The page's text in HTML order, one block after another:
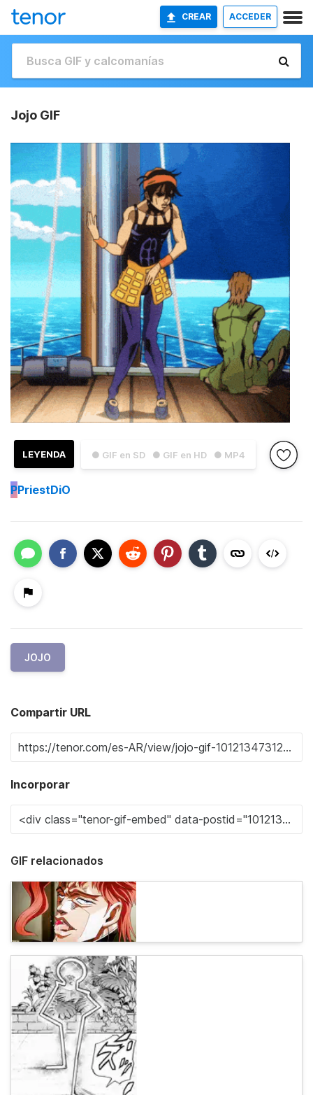
CREAR ACCEDER
Jojo GIF
● GIF en SD ● GIF en HD ● MP4
LEYENDA
PPriestDiO
JOJO
Compartir URL
Incorporar
GIF relacionados